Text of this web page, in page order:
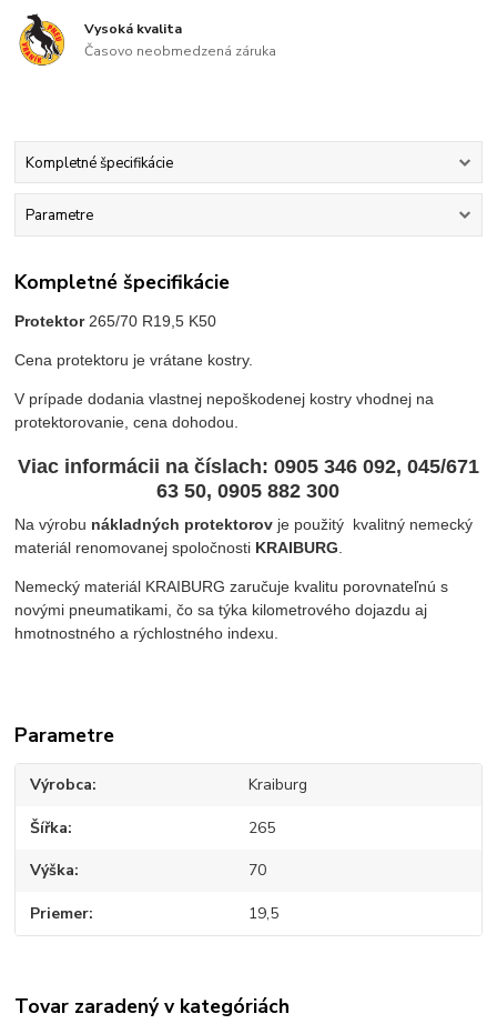
Vysoká kvalita
Časovo neobmedzená záruka
Kompletné špecifikácie
Parametre
Kompletné špecifikácie
Protektor265/70 R19,5 K50
Cena protektoru je vrátane kostry.
V prípade dodania vlastnej nepoškodenej kostry vhodnej na
protektorovanie, cena dohodou.
Viac informácii na číslach: 0905 346 092, 045/671
63 50, 0905 882 300
Na výrobu nákladných protektorov je použitý kvalitný nemecký
materiál renomovanej spoločnosti KRAIBURG
Nemecký materiál KRAIBURG zaručuje kvalitu porovnateľnú s
novými pneumatikami, čo sa týka kilometrového dojazdu aj
hmotnostného a rýchlostného indexu.
Parametre
Výrobca Kraiburg
Šířka 265
Výška 70
Priemer 19,5
Tovar zaradený v kategóriách